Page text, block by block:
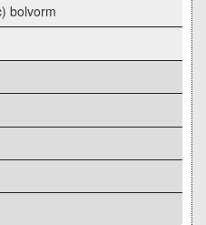
bolvorm